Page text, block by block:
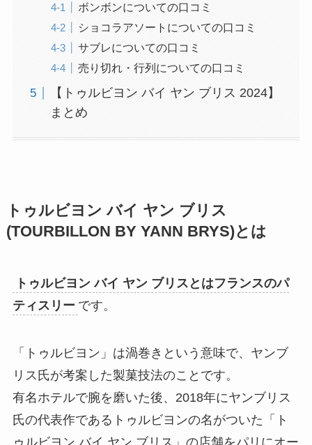
ボンボンについての口コミ
ショコラアソートについての口コミ
サブレについての口コミ
売り切れ・行列についての口コミ
【トゥルビヨン バイ ヤン ブリス 2024】
まとめ
トゥルビヨン バイ ヤン ブリス
(TOURBILLON BY YANN BRYS)とは
トゥルビヨン バイ ヤン ブリスとはフランスのパ
ティスリー です。
「トゥルビヨン」は渦巻きという意味で、ヤンブ
リス氏が考案した製菓技法のことです。
有名ホテルで腕を磨いた後、2018年にヤンブリス
氏の代表作であるトゥルビヨンの名がついた「ト